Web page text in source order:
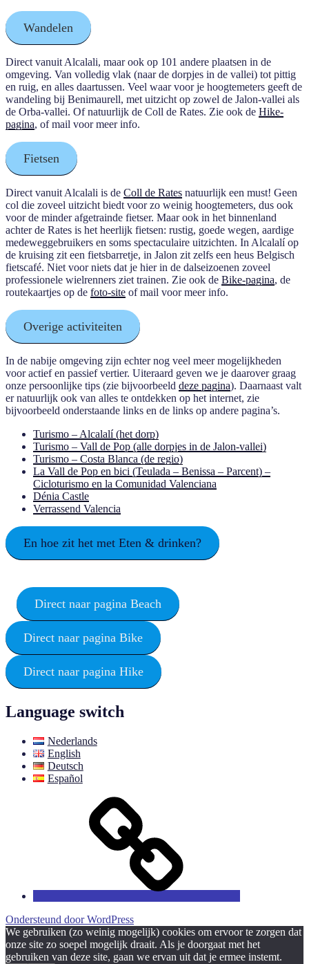
Wandelen
Direct vanuit Alcalali, maar ook op 101 andere plaatsen in de
omgeving. Van volledig vlak (naar de dorpjes in de vallei) tot pittig
en ruig, en alles daartussen. Veel waar voor je hoogtemeters geeft de
wandeling bij Benimaurell, met uitzicht op zowel de Jalon-vallei als
de Orba-vallei. Of natuurlijk de Coll de Rates. Zie ook de Hike-
pagina, of mail voor meer info.
Fietsen
Direct vanuit Alcalali is de Coll de Rates natuurlijk een must! Geen
col die zoveel uitzicht biedt voor zo weinig hoogtemeters, dus ook
voor de minder afgetrainde fietser. Maar ook in het binnenland
achter de Rates is het heerlijk fietsen: rustig, goede wegen, aardige
medeweggebruikers en soms spectaculaire uitzichten. In Alcalalí op
de kruising zit een fietsbarretje, in Jalon zit zelfs een heus Belgisch
fietscafé. Niet voor niets dat je hier in de dalseizoenen zoveel
professionele wielrenners ziet trainen. Zie ook de Bike-pagina, de
routekaartjes op de foto-site of mail voor meer info.
Overige activiteiten
In de nabije omgeving zijn echter nog veel meer mogelijkheden
voor actief en passief vertier. Uiteraard geven we je daarover graag
onze persoonlijke tips (zie bijvoorbeeld deze pagina). Daarnaast valt
er natuurlijk ook van alles te ontdekken op het internet, zie
bijvoorbeeld onderstaande links en de links op andere pagina’s.
Turismo – Alcalalí (het dorp)
Turismo – Vall de Pop (alle dorpjes in de Jalon-vallei)
Turismo – Costa Blanca (de regio)
La Vall de Pop en bici (Teulada – Benissa – Parcent) –
Cicloturismo en la Comunidad Valenciana
Dénia Castle
Verrassend Valencia
En hoe zit het met Eten & drinken?
Direct naar pagina Beach
Direct naar pagina Bike
Direct naar pagina Hike
Language switch
Nederlands
English
Deutsch
Español
Ondersteund door WordPress
We gebruiken (zo weinig mogelijk) cookies om ervoor te zorgen dat
onze site zo soepel mogelijk draait. Als je doorgaat met het
gebruiken van deze site, gaan we ervan uit dat je ermee instemt.